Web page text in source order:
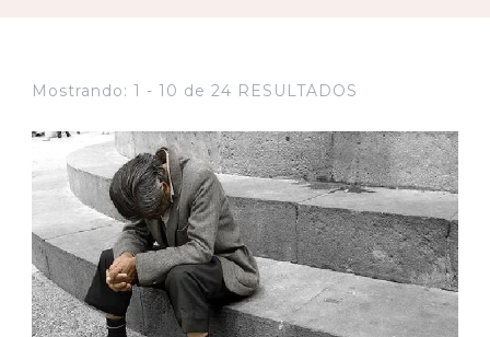
Mostrando: 1 - 10 de 24 RESULTADOS